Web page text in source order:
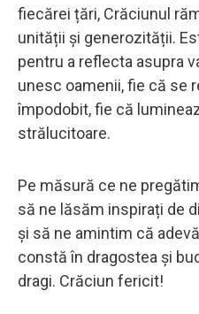
fiecărei țări, Crăciunul
unității și generozității.
pentru a reflecta asupra
unesc oamenii, fie că se
împodobit, fie că
strălucitoare.
Pe măsură ce ne
să ne lăsăm inspirați de
și să ne amintim că
constă în dragostea și
dragi. Crăciun fericit!